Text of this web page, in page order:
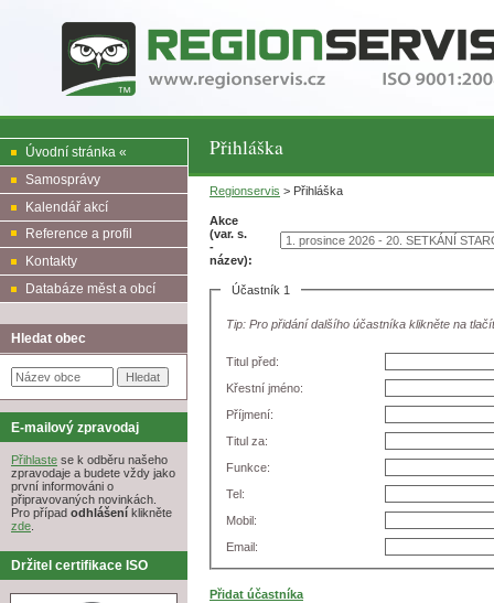
Přihláška
Úvodní stránka «
Samosprávy
Kalendář akcí
Reference a profil
Kontakty
Databáze měst a obcí
Hledat obec
E-mailový zpravodaj
Přihlaste se k odběru našeho
zpravodaje a budete vždy jako
první informováni o
připravovaných novinkách.
Pro případ odhlášení klikněte
zde
Držitel certifikace ISO
Regionservis > Přihláška
Akce
(var. s.
-
název):
Účastník 1
Tip: Pro přidání dalšího účastníka klikněte na
Titul před:
Křestní jméno:
Příjmení:
Titul za:
Funkce:
Tel:
Mobil:
Email:
Přidat účastníka